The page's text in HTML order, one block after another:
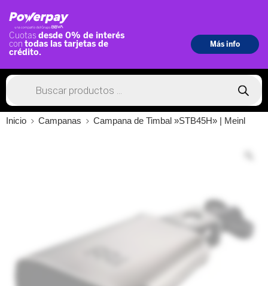
Inicio Campanas Campana de Timbal »STB45H» | Meinl